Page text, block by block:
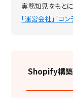
実務知見をもと
「運営会社」 「コ
Shopify構築